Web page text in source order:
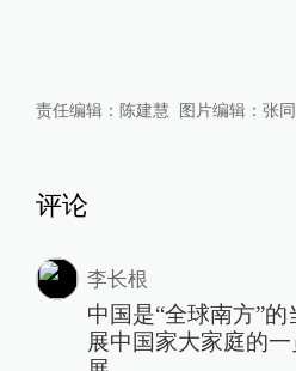
责任编辑： 陈建慧 图片编辑： 张
评论
李长根
中国是“全球南方”
展中国家大家庭的